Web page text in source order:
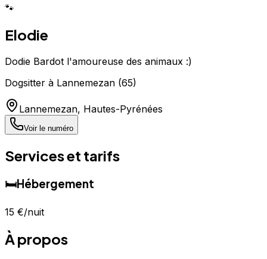
🐾
Elodie
Dodie Bardot l'amoureuse des animaux :)
Dogsitter à Lannemezan (65)
Lannemezan, Hautes-Pyrénées
Voir le numéro
Services et tarifs
🛏️Hébergement
15 €/nuit
À propos